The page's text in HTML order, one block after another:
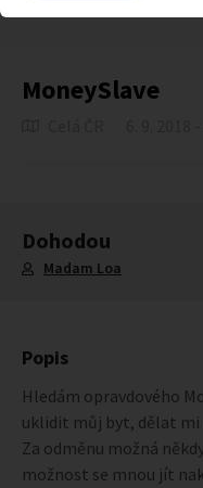
MoneySlave
Dohodou
Madam Loa
Popis
Hledám opravdového
uklidit můj byt, dělat mi
Za odměnu možná
možnost se mnou jít